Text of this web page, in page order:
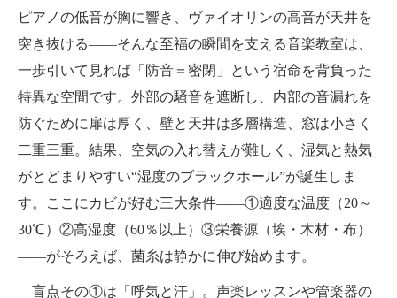
まとめ——クリーンな音楽教室で最高のハーモ
ニーを守ろう
ピアノの低音が胸に響き、ヴァイオリンの高音が天井を
突き抜ける――そんな至福の瞬間を支える音楽教室は、
一歩引いて見れば「防音＝密閉」という宿命を背負った
特異な空間です。外部の騒音を遮断し、内部の音漏れを
防ぐために扉は厚く、壁と天井は多層構造、窓は小さく
二重三重。結果、空気の入れ替えが難しく、湿気と熱気
がとどまりやすい“湿度のブラックホール”が誕生しま
す。ここにカビが好む三大条件――①適度な温度（20～
30℃）②高湿度（60％以上）③栄養源（埃・木材・布）
――がそろえば、菌糸は静かに伸び始めます。
盲点その①は「呼気と汗」。声楽レッスンや管楽器の